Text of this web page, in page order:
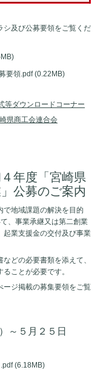
及び公募要領をご覧くだ
要領.pdf (0.22MB)
等ダウンロードコーナー
県商工会連合会
年度「宮崎県
公募のご案内
地域課題の解決を目的
、事業承継又は第二創業
起業支援金の交付及び事業
どの必要書類を添えて、
ことが必要です。
ジ掲載の募集要領をご覧
～５月２５日
(6.18MB)